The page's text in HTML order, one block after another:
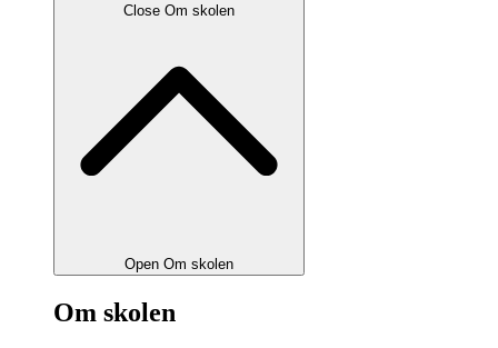
Close Om skolen
Open Om skolen
Om skolen